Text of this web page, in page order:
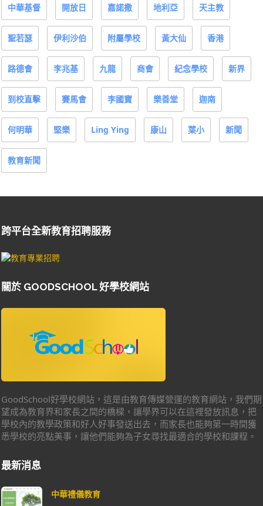
中華基督 開放日 嘉諾撒 地利亞 天主教
聖若瑟 伊利沙伯 附屬學校 黃大仙 香港
路德會 李兆基 九龍 商會 紀念學校 新界
到校直擊 賽馬會 李國寶 樂善堂 迦南
何明華 堅樂 Ling Ying 康山 葉小 新聞
教育新聞
跨平台全新教育招聘服務
關於 GOODSCHOOL 好學校網站
GoodSchool好學校網站，這是由教育傳媒營運的教育網站，我們期
望成為教育界和家長之間的橋樑，讓學界可以在這裡發放訊息，把
學校內的教學政策和好人好事發送出去，而家長也能夠第一時間獲
悉學校的亮點美事，讓他們能夠為子女尋找最適合的學校和課程。
最新消息
中華禮儀教育